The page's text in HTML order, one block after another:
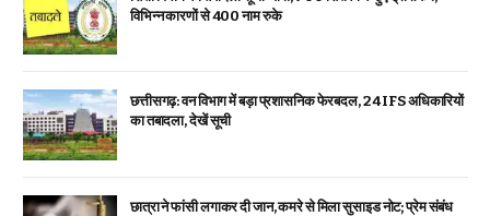
विभिन्न कारणों से 400 नाम रुके
छत्तीसगढ़: वन विभाग में बड़ा प्रशासनिक फेरबदल, 24 IFS अधिकारियों
का तबादला, देखें सूची
छात्रा ने फांसी लगाकर दी जान, कमरे से मिला सुसाइड नोट; प्रेम संबंध